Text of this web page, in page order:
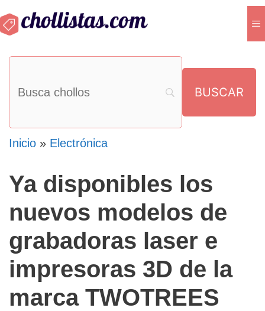
al
Inicio » Electrónica
Ya disponibles los
nuevos modelos de
grabadoras laser e
impresoras 3D de la
marca TWOTREES